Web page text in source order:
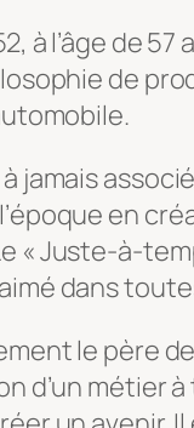
à l’âge de
de
jamais
en
« Juste-à-
dans
le père
d’un métier